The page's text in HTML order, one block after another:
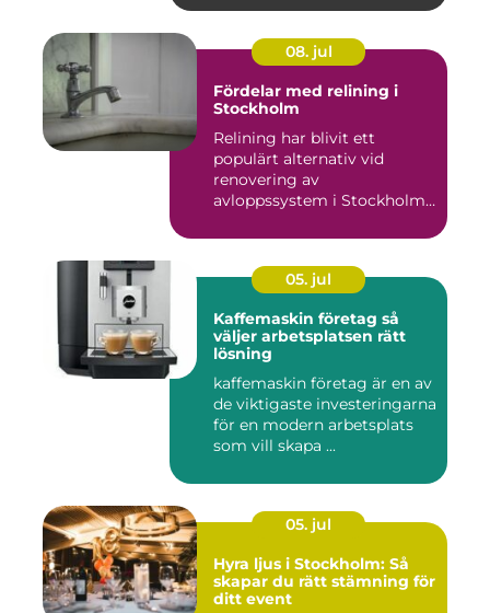
08. jul
Fördelar med relining i
Stockholm
Relining har blivit ett
populärt alternativ vid
renovering av
avloppssystem i Stockholm.
05. jul
Kaffemaskin företag så
väljer arbetsplatsen rätt
lösning
kaffemaskin företag är en av
de viktigaste investeringarna
för en modern arbetsplats
som vill skapa ...
05. jul
Hyra ljus i Stockholm: Så
skapar du rätt stämning för
ditt event